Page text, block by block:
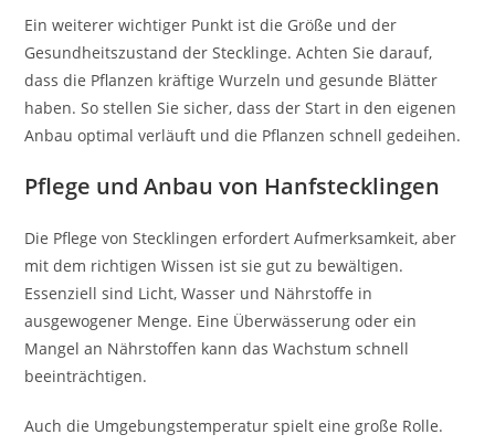
Ein weiterer wichtiger Punkt ist die Größe und der
Gesundheitszustand der Stecklinge. Achten Sie darauf,
dass die Pflanzen kräftige Wurzeln und gesunde Blätter
haben. So stellen Sie sicher, dass der Start in den eigenen
Anbau optimal verläuft und die Pflanzen schnell gedeihen.
Pflege und Anbau von Hanfstecklingen
Die Pflege von Stecklingen erfordert Aufmerksamkeit, aber
mit dem richtigen Wissen ist sie gut zu bewältigen.
Essenziell sind Licht, Wasser und Nährstoffe in
ausgewogener Menge. Eine Überwässerung oder ein
Mangel an Nährstoffen kann das Wachstum schnell
beeinträchtigen.
Auch die Umgebungstemperatur spielt eine große Rolle.